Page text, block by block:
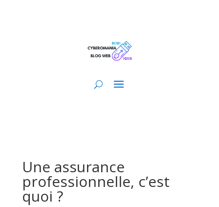
Une assurance
professionnelle, c’est
quoi ?